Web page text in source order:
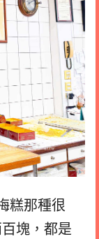
糕那種很
塊，都是